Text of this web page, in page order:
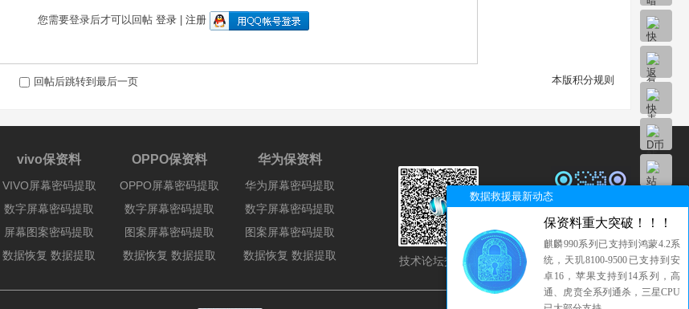
您需要登录后才可以回帖 登录| 注册
本版积分规则
回帖后跳转到最后一页
数据救援最新动态
保资料重大突破！！！
麒麟990系列已支持到鸿蒙4.2系
统，天玑8100-9500已支持到安
卓16，苹果支持到14系列，高
通、虎贲全系列通杀，三星CPU
vivo保资料
VIVO屏幕密码提取
数字屏幕密码提取
屏幕图案密码提取
数据恢复 数据提取
OPPO保资料
OPPO屏幕密码提取
数字屏幕密码提取
图案屏幕密码提取
数据恢复 数据提取
华为保资料
华为屏幕密码提取
数字屏幕密码提取
图案屏幕密码提取
数据恢复 数据提取
官方QQ交流群
技术论坛交流群